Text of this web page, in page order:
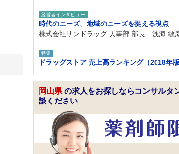
経営者インタビュー
時代のニーズ、地域のニーズを捉える視点
株式会社サンドラッグ 人事部 部長 浅海 敏
特集
ドラッグストア 売上高ランキング（2018年版
岡山県 の求人をお探しならコンサルタ
談ください